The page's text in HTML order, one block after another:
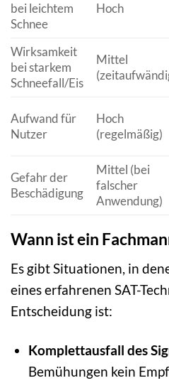
bei leichtem
Schnee
Hoch
Wirksamkeit
bei starkem
Schneefall/Eis
Mittel
Aufwand für
Nutzer
Hoch
(regelmäßig)
Gefahr der
Beschädigung
Mittel (bei
falscher
Anwendung)
Wann ist ein
Es gibt Situationen, in
eines erfahrenen SAT-
Entscheidung ist:
Komplettausfall des
Bemühungen kein